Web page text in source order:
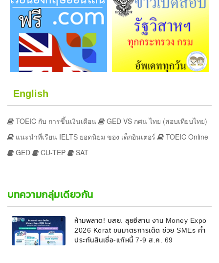
English
TOEIC กับ การขึ้นเงินเดือน
GED VS กศน ไทย (สอบเทียบไทย)
แนะนำที่เรียน IELTS ยอดนิยม ของ เด็กอินเตอร์
TOEIC Online
GED
CU-TEP SAT
บทความกลุ่มเดียวกัน
ห้ามพลาด! บสย. ลุยอีสาน งาน Money Expo
2026 Korat ขนมาตรการเด็ด ช่วย SMEs ค้ำ
ประกันสินเชื่อ-แก้หนี้ 7-9 ส.ค. 69